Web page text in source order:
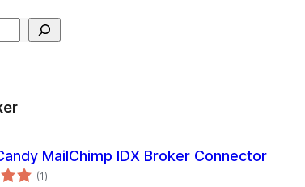
MailChimp IDX Broker Connector
(1总
评)